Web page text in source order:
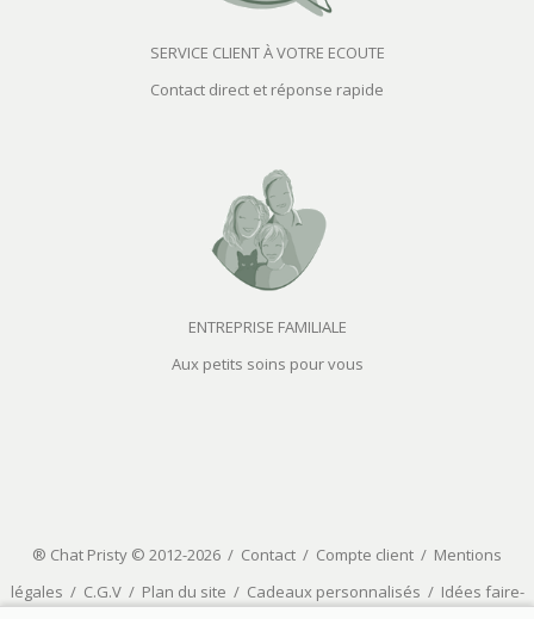
SERVICE CLIENT À VOTRE ECOUTE
Contact direct et réponse rapide
ENTREPRISE FAMILIALE
Aux petits soins pour vous
® Chat Pristy © 2012-2026 / Contact / Compte client / Mentions
légales / C.G.V/ Plan du site / Cadeaux personnalisés / Idées faire-